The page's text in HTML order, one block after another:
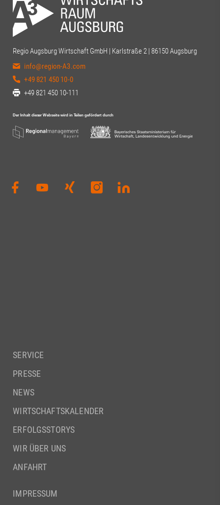
Regio Augsburg Wirtschaft GmbH | Karlstraße 2 | 86150 Augsburg
info@region-A3.com
+49 821 450 10-0
+49 821 450 10-111
SERVICE
PRESSE
NEWS
WIRTSCHAFTSKALENDER
ERFOLGSSTORYS
WIR ÜBER UNS
ANFAHRT
IMPRESSUM